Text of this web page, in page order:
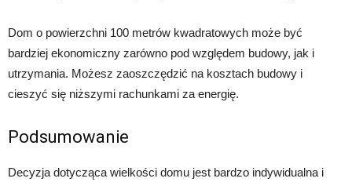
Dom o powierzchni 100 metrów kwadratowych może być
bardziej ekonomiczny zarówno pod względem budowy, jak i
utrzymania. Możesz zaoszczędzić na kosztach budowy i
cieszyć się niższymi rachunkami za energię.
Podsumowanie
Decyzja dotycząca wielkości domu jest bardzo indywidualna i